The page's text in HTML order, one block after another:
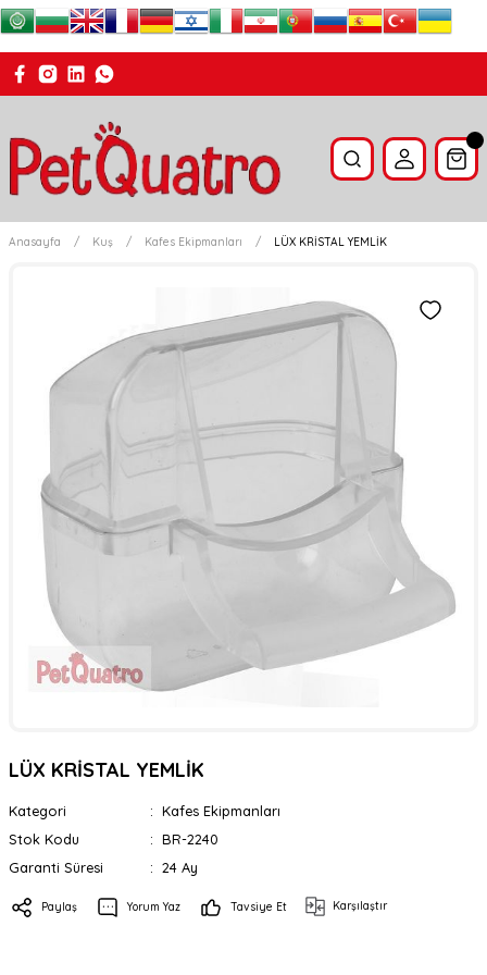
Anasayfa Kuş Kafes Ekipmanları LÜX KRİSTAL YEMLİK
LÜX KRİSTAL YEMLİK
Kategori
Kafes Ekipmanları
Stok Kodu
BR-2240
Garanti Süresi
24 Ay
Paylaş Yorum Yaz Tavsiye Et Karşılaştır